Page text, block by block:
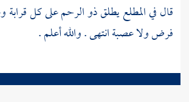
قال في المطلع يطلق ذو الرحم على كل
فرض ولا عصبة انتهى . والله أعلم .